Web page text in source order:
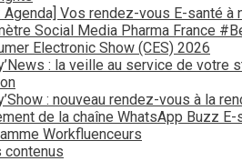
Agenda] Vos rendez-vous E-santé à
Social Media Pharma France
Electronic Show (CES) 2026
: la veille au service de votre
: nouveau rendez-vous à la
de la chaîne WhatsApp Buzz E-
Workfluenceurs
contenus